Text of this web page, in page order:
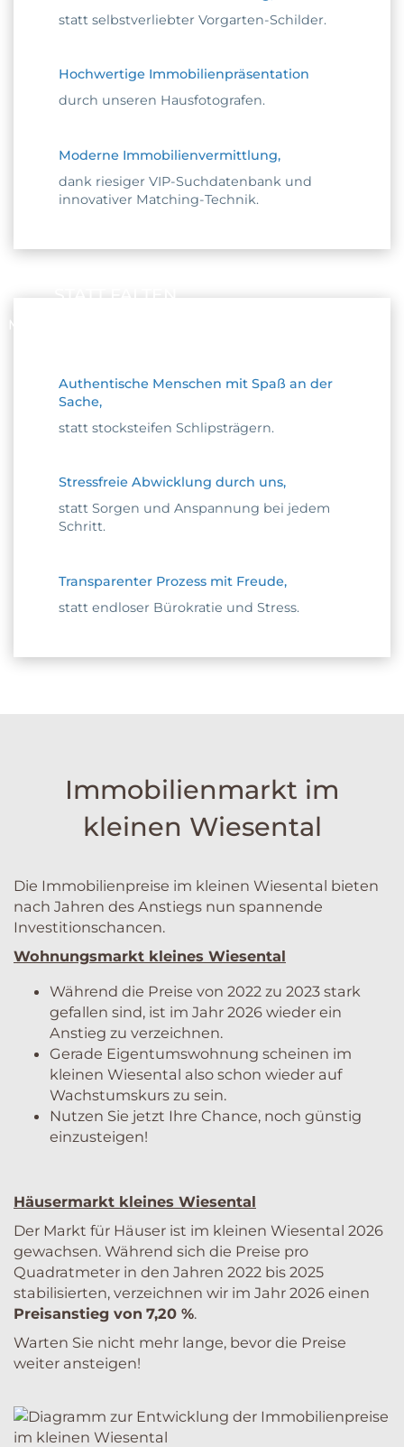
statt selbstverliebter Vorgarten-Schilder.
Hochwertige Immobilienpräsentation
durch unseren Hausfotografen.
Moderne Immobilienvermittlung,
dank riesiger VIP-Suchdatenbank und
innovativer Matching-Technik.
MACHT’S MIT UNS SPASS
Authentische Menschen mit Spaß an der
Sache,
statt stocksteifen Schlipsträgern.
Stressfreie Abwicklung durch uns,
statt Sorgen und Anspannung bei jedem
Schritt.
Transparenter Prozess mit Freude,
statt endloser Bürokratie und Stress.
Immobilienmarkt im
kleinen Wiesental
Die Immobilienpreise im kleinen Wiesental bieten
nach Jahren des Anstiegs nun spannende
Investitionschancen.
Wohnungsmarkt kleines Wiesental
Während die Preise von 2022 zu 2023 stark
gefallen sind, ist im Jahr 2026 wieder ein
Anstieg zu verzeichnen.
Gerade Eigentumswohnung scheinen im
kleinen Wiesental also schon wieder auf
Wachstumskurs zu sein.
Nutzen Sie jetzt Ihre Chance, noch günstig
einzusteigen!
Häusermarkt kleines Wiesental
Der Markt für Häuser ist im kleinen Wiesental 2026
gewachsen. Während sich die Preise pro
Quadratmeter in den Jahren 2022 bis 2025
stabilisierten, verzeichnen wir im Jahr 2026 einen
Preisanstieg von 7,20 %.
Warten Sie nicht mehr lange, bevor die Preise
weiter ansteigen!